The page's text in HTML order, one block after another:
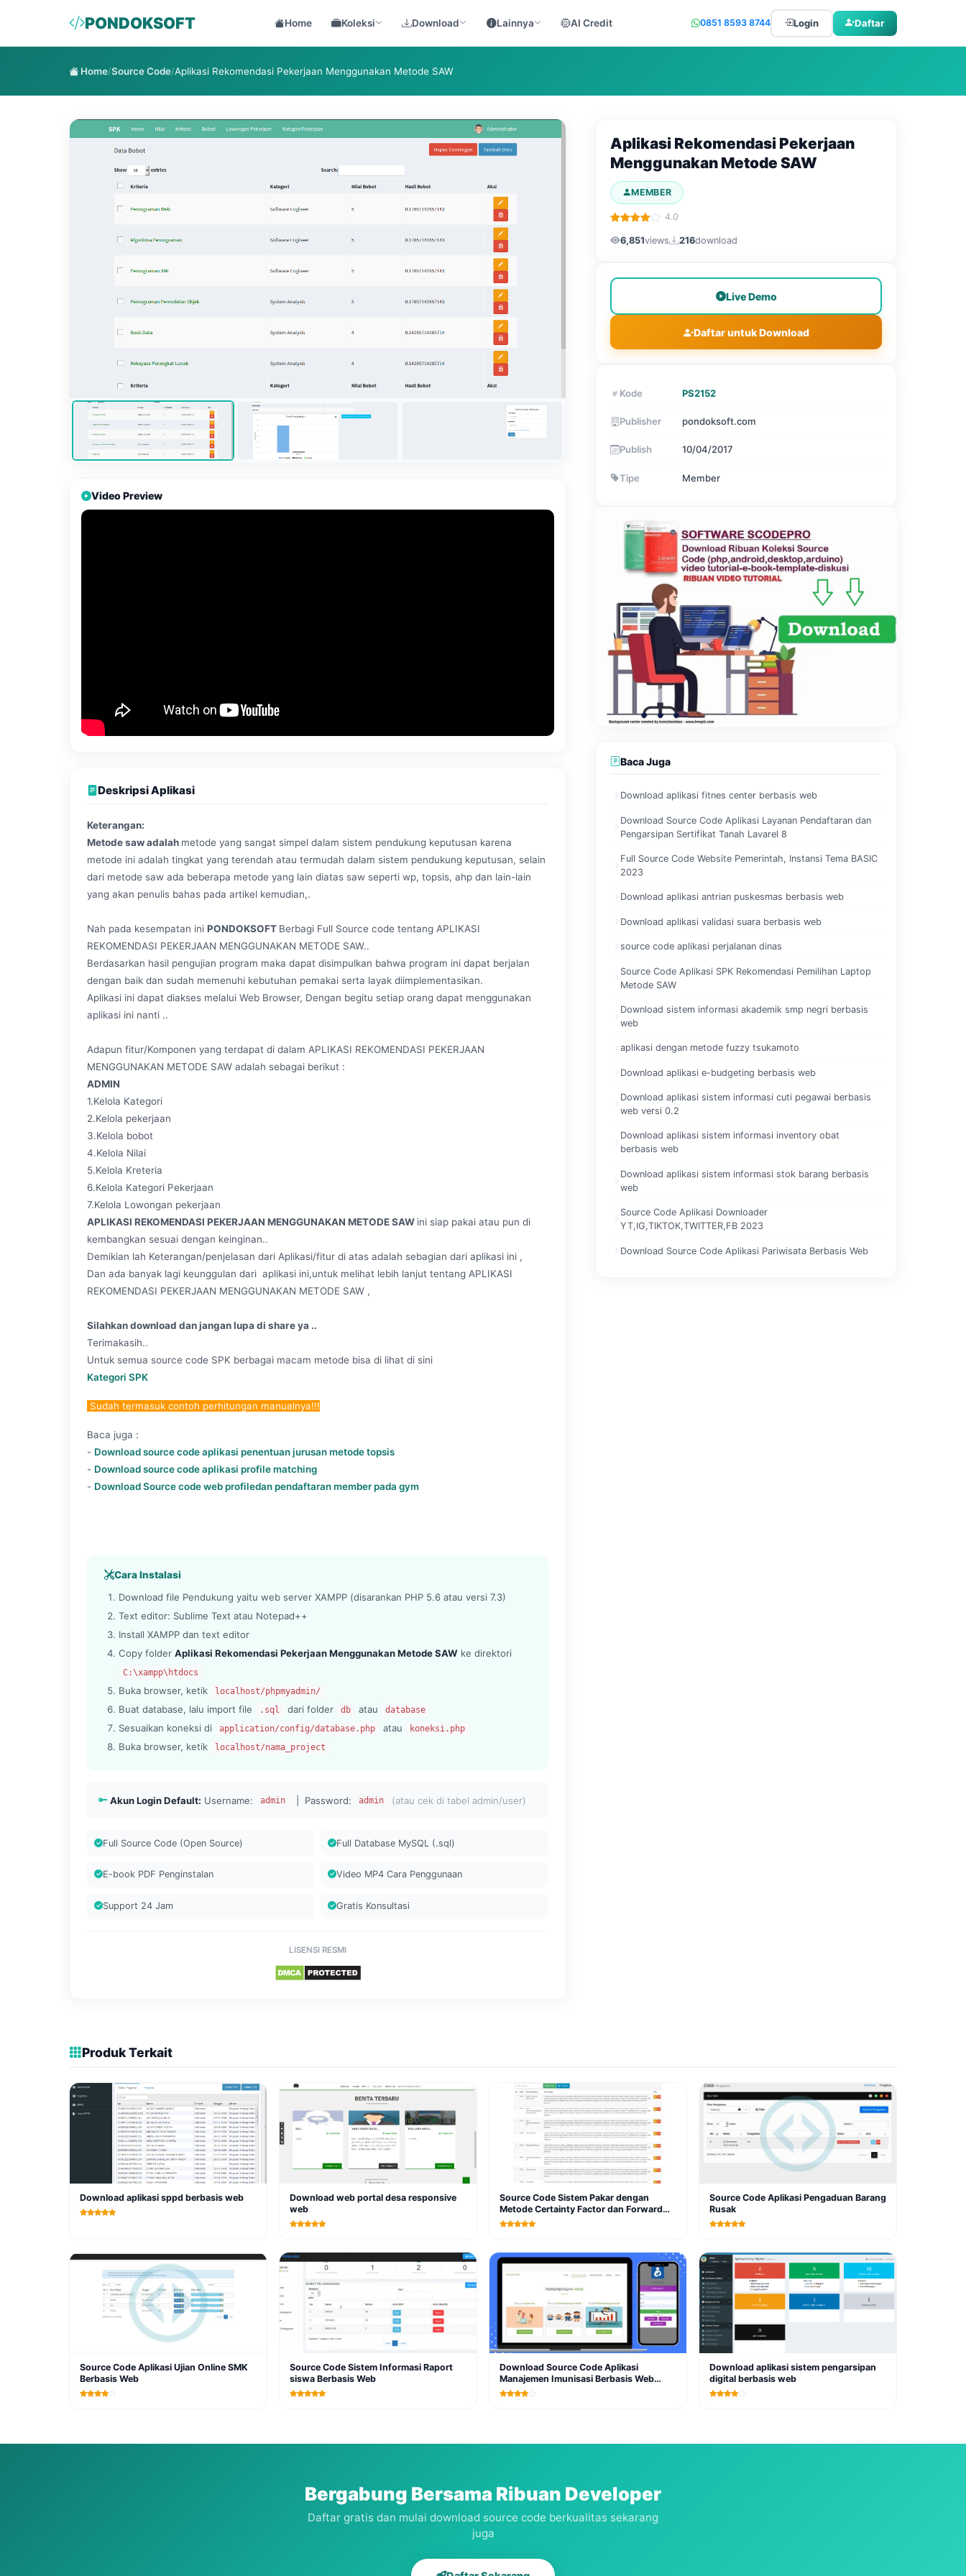
PONDOKSOFT Home Koleksi Download Lainnya AI Credit 0851 8593 8744 Login Daftar
Home/Source Code/Aplikasi Rekomendasi Pekerjaan Menggunakan Metode SAW
Video Preview
Deskripsi Aplikasi
Keterangan:
Metode saw adalah metode yang sangat simpel dalam sistem pendukung keputusan karena
metode ini adalah tingkat yang terendah atau termudah dalam sistem pendukung keputusan, selain
dari metode saw ada beberapa metode yang lain diatas saw seperti wp, topsis, ahp dan lain-lain
yang akan penulis bahas pada artikel kemudian,.
Nah pada kesempatan ini PONDOKSOFT Berbagi Full Source code tentang APLIKASI
REKOMENDASI PEKERJAAN MENGGUNAKAN METODE SAW..
Berdasarkan hasil pengujian program maka dapat disimpulkan bahwa program ini dapat berjalan
dengan baik dan sudah memenuhi kebutuhan pemakai serta layak diimplementasikan.
Aplikasi ini dapat diakses melalui Web Browser, Dengan begitu setiap orang dapat menggunakan
aplikasi ini nanti ..
Adapun fitur/Komponen yang terdapat di dalam APLIKASI REKOMENDASI PEKERJAAN
MENGGUNAKAN METODE SAW adalah sebagai berikut :
ADMIN
1.Kelola Kategori
2.Kelola pekerjaan
3.Kelola bobot
4.Kelola Nilai
5.Kelola Kreteria
6.Kelola Kategori Pekerjaan
7.Kelola Lowongan pekerjaan
APLIKASI REKOMENDASI PEKERJAAN MENGGUNAKAN METODE SAW ini siap pakai atau pun di
kembangkan sesuai dengan keinginan..
Demikian lah Keterangan/penjelasan dari Aplikasi/fitur di atas adalah sebagian dari aplikasi ini ,
Dan ada banyak lagi keunggulan dari aplikasi ini,untuk melihat lebih lanjut tentang APLIKASI
REKOMENDASI PEKERJAAN MENGGUNAKAN METODE SAW ,
Silahkan download dan jangan lupa di share ya ..
Terimakasih..
Untuk semua source code SPK berbagai macam metode bisa di lihat di sini
Kategori SPK
Sudah termasuk contoh perhitungan manualnya!!!
Baca juga :
- Download source code aplikasi penentuan jurusan metode topsis
- Download source code aplikasi profile matching
- Download Source code web profiledan pendaftaran member pada gym
Cara Instalasi
Download file Pendukung yaitu web server XAMPP (disarankan PHP 5.6 atau versi 7.3)
Text editor: Sublime Text atau Notepad++
Install XAMPP dan text editor
Copy folder Aplikasi Rekomendasi Pekerjaan Menggunakan Metode SAW ke direktori
C:\xampp\htdocs
Buka browser, ketik localhost/phpmyadmin/
Buat database, lalu import file .sql dari folder db atau database
Sesuaikan koneksi di application/config/database.php atau koneksi.php
Buka browser, ketik localhost/nama_project
Akun Login Default: Username: admin | Password: admin (atau cek di tabel admin/user)
Full Source Code (Open Source) Full Database MySQL (.sql)
E-book PDF Penginstalan Video MP4 Cara Penggunaan
Support 24 Jam Gratis Konsultasi
LISENSI RESMI
Aplikasi Rekomendasi Pekerjaan
Menggunakan Metode SAW
MEMBER
4.0
6,851views 216download
Live Demo
Daftar untuk Download
Kode PS2152
Publisher pondoksoft.com
Publish 10/04/2017
Tipe Member
Baca Juga
Download aplikasi fitnes center berbasis web
Download Source Code Aplikasi Layanan Pendaftaran dan
Pengarsipan Sertifikat Tanah Lavarel 8
Full Source Code Website Pemerintah, Instansi Tema BASIC
2023
Download aplikasi antrian puskesmas berbasis web
Download aplikasi validasi suara berbasis web
source code aplikasi perjalanan dinas
Source Code Aplikasi SPK Rekomendasi Pemilihan Laptop
Metode SAW
Download sistem informasi akademik smp negri berbasis
web
aplikasi dengan metode fuzzy tsukamoto
Download aplikasi e-budgeting berbasis web
Download aplikasi sistem informasi cuti pegawai berbasis
web versi 0.2
Download aplikasi sistem informasi inventory obat
berbasis web
Download aplikasi sistem informasi stok barang berbasis
web
Source Code Aplikasi Downloader
YT,IG,TIKTOK,TWITTER,FB 2023
Download Source Code Aplikasi Pariwisata Berbasis Web
Produk Terkait
Download aplikasi sppd berbasis web
Download web portal desa responsive
web
Source Code Sistem Pakar dengan
Metode Certainty Factor dan Forward
Chaining PHP
Source Code Aplikasi Pengaduan Barang
Rusak
Source Code Aplikasi Ujian Online SMK
Berbasis Web
Source Code Sistem Informasi Raport
siswa Berbasis Web
Download Source Code Aplikasi
Manajemen Imunisasi Berbasis Web
Lavarel 8
Download aplikasi sistem pengarsipan
digital berbasis web
Bergabung Bersama Ribuan Developer
Daftar gratis dan mulai download source code berkualitas sekarang
juga